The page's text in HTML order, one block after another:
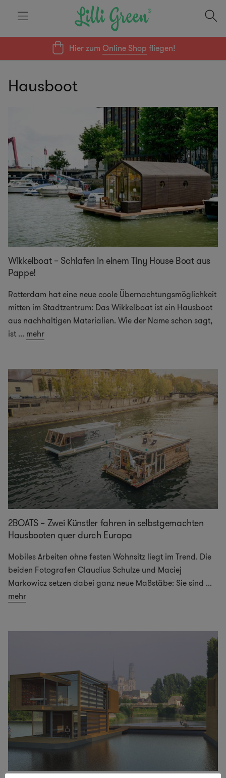
Hier zumOnline Shop fliegen!
Hausboot
Wikkelboat – Schlafen in einem Tiny House Boat aus
Pappe!
Rotterdam hat eine neue coole Übernachtungsmöglichkeit
mitten im Stadtzentrum: Das Wikkelboat ist ein Hausboot
aus nachhaltigen Materialien. Wie der Name schon sagt,
ist ... mehr
2BOATS – Zwei Künstler fahren in selbstgemachten
Hausbooten quer durch Europa
Mobiles Arbeiten ohne festen Wohnsitz liegt im Trend. Die
beiden Fotografen Claudius Schulze und Maciej
Markowicz setzen dabei ganz neue Maßstäbe: Sie sind ...
mehr